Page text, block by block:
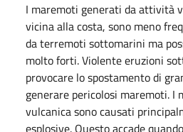
I maremoti generati da attività
vicina alla costa, sono meno
da terremoti sottomarini ma
molto forti. Violente eruzioni
provocare lo spostamento di
generare pericolosi maremoti. I
vulcanica sono causati
esplosive. Questo accade